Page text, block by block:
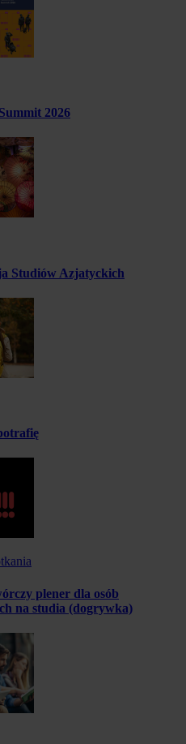
2026
Studiów Azjatyckich
plener dla osób
na studia (dogrywka)